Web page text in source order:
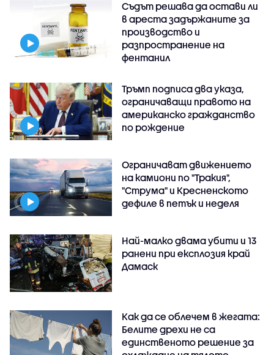
Съдът решава да остави ли
в ареста задържаните за
производство и
разпространение на
фентанил
Тръмп подписа два указа,
ограничаващи правото на
американско гражданство
по рождение
Ограничават движението
на камиони по "Тракия",
"Струма" и Кресненското
дефиле в петък и неделя
Най-малко двама убити и 13
ранени при експлозия край
Дамаск
Как да се облечем в жегата:
Белите дрехи не са
единственото решение за